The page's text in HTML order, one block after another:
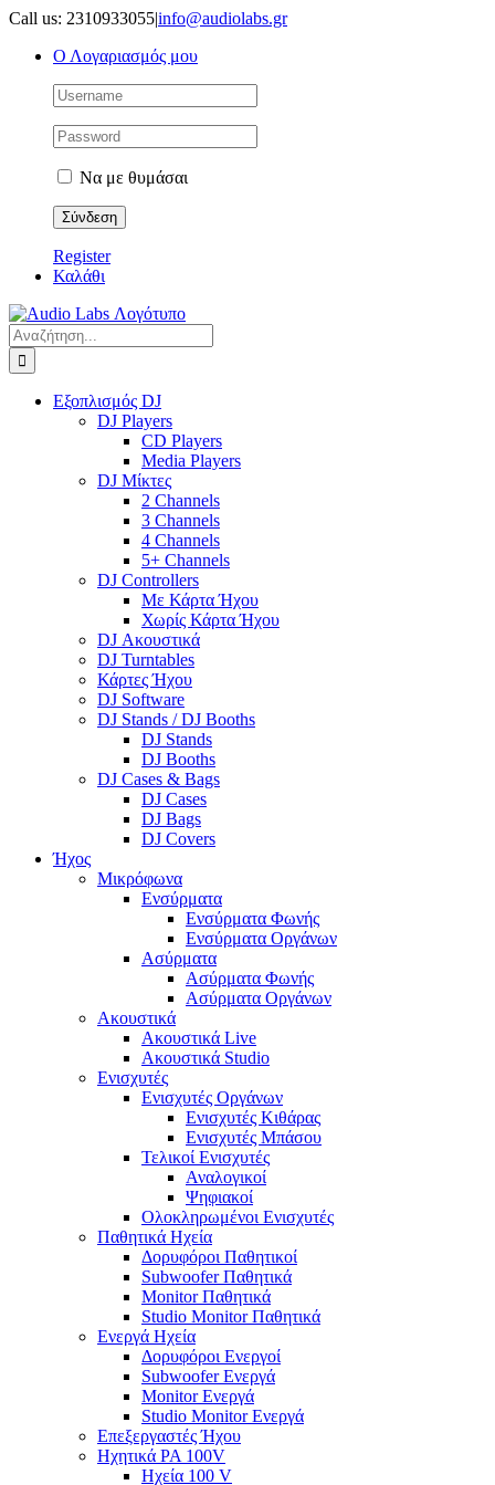
Μετάβαση
περιεχόμενο
Call us: 2310933055|info@audiolabs.gr
Ο Λογαριασμός μου
Να με θυμάσαι
Register
Καλάθι
Αναζήτηση
για:
Εξοπλισμός DJ
DJ Players
CD Players
Media Players
DJ Μίκτες
2 Channels
3 Channels
4 Channels
5+ Channels
DJ Controllers
Με Κάρτα Ήχου
Χωρίς Κάρτα Ήχου
DJ Ακουστικά
DJ Turntables
Κάρτες Ήχου
DJ Software
DJ Stands / DJ Booths
DJ Stands
DJ Booths
DJ Cases & Bags
DJ Cases
DJ Bags
DJ Covers
Ήχος
Μικρόφωνα
Ενσύρματα
Ενσύρματα Φωνής
Ενσύρματα Οργάνων
Ασύρματα
Ασύρματα Φωνής
Ασύρματα Οργάνων
Ακουστικά
Ακουστικά Live
Ακουστικά Studio
Ενισχυτές
Ενισχυτές Οργάνων
Ενισχυτές Κιθάρας
Ενισχυτές Μπάσου
Τελικοί Ενισχυτές
Αναλογικοί
Ψηφιακοί
Ολοκληρωμένοι Ενισχυτές
Παθητικά Ηχεία
Δορυφόροι Παθητικοί
Subwoofer Παθητικά
Monitor Παθητικά
Studio Monitor Παθητικά
Ενεργά Ηχεία
Δορυφόροι Ενεργοί
Subwoofer Ενεργά
Monitor Ενεργά
Studio Monitor Ενεργά
Επεξεργαστές Ήχου
Ηχητικά PA 100V
Ηχεία 100 V